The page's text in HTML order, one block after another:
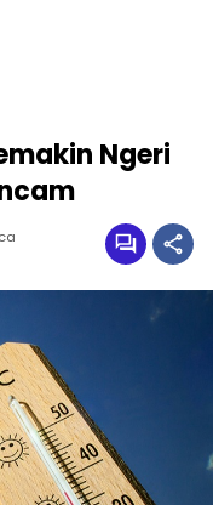
Ngeri